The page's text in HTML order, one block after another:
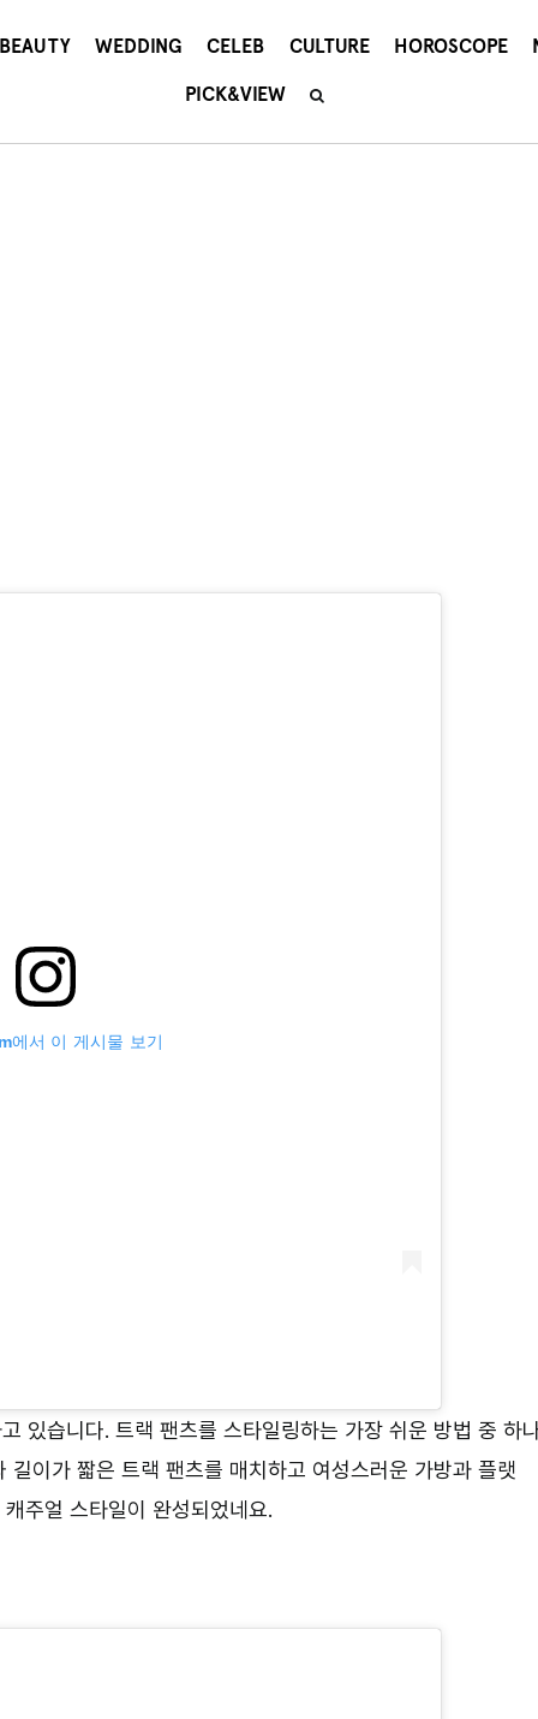
BEAUTY WEDDING CELEB CULTURE HOROSCOPE
PICK&VIEW
에서 이 게시물 보기
있습니다. 트랙 팬츠를 스타일링하는 가장 쉬운 방법 중 하
이가 짧은 트랙 팬츠를 매치하고 여성스러운 가방과 플랫
주얼 스타일이 완성되었네요.